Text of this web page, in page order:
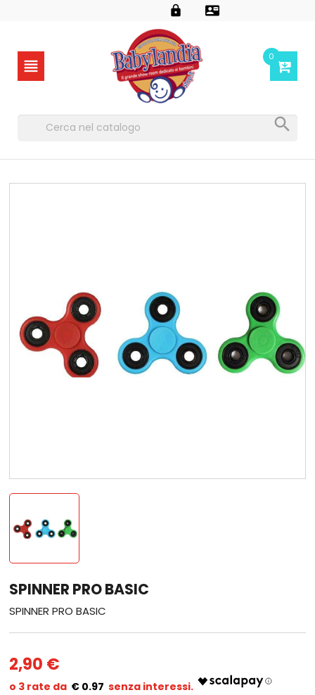
 
 0

SPINNER PRO BASIC
SPINNER PRO BASIC
2,90 €
€ 0.97